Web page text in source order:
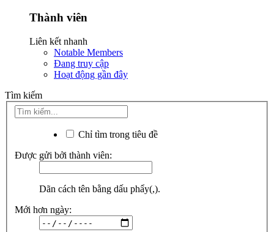
Thành viên
Liên kết nhanh
Notable Members
Đang truy cập
Hoạt động gần đây
Tìm kiếm
Chỉ tìm trong tiêu đề
Được gửi bởi thành viên:
Dãn cách tên bằng dấu phẩy(,).
Mới hơn ngày: